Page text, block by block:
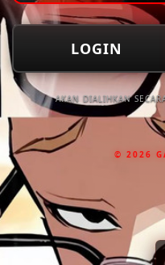
LOGIN
AKAN DIALIHKAN
© 2026